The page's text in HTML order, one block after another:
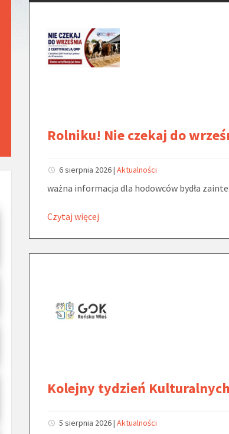
Rolniku! Nie czekaj do
6 sierpnia 2026|Aktualności
ważna informacja dla hodowców bydła
Czytaj więcej
Kolejny tydzień
5 sierpnia 2026|Aktualności